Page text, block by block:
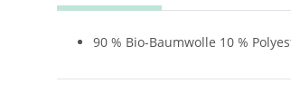
90 % Bio-Baumwolle 10 %